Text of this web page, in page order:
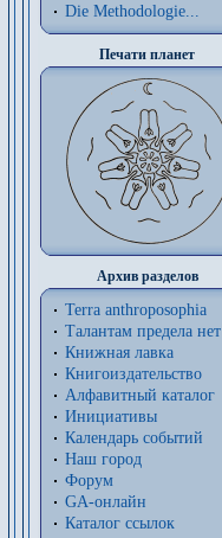
Die Methodologie...
Печати планет
Архив разделов
Terra anthroposophia
Талантам предела нет
Книжная лавка
Книгоиздательство
Алфавитный каталог
Инициативы
Календарь событий
Наш город
Форум
GA-онлайн
Каталог ссылок